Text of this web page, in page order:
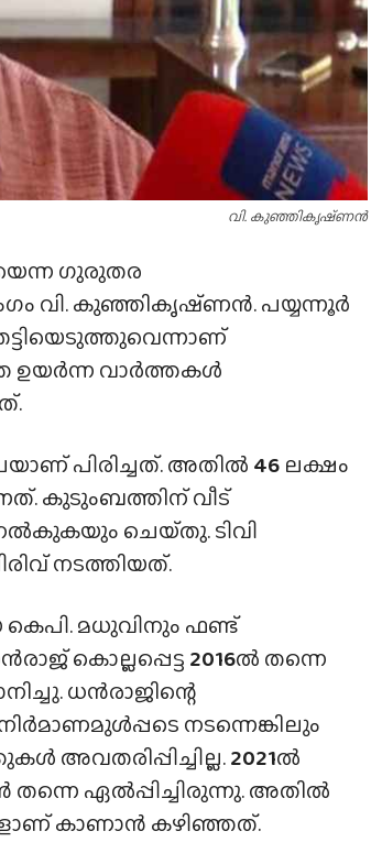
വി. കുഞ്ഞികൃഷ്‌ണൻ
ഗുരുതര
അംഗം വി. കുഞ്ഞികൃഷ്‌ണൻ. പയ്യന്നൂർ
ഉയർന്ന വാർത്തകൾ
പിരിച്ചത്. അതിൽ 46 ലക്ഷം
കുടുംബത്തിന് വീട്
ചെയ്‌തു. ടിവി
നടത്തിയത്.
കെപി. മധുവിനും ഫണ്ട്
കൊല്ലപ്പെട്ട 2016ൽ തന്നെ
ധൻരാജിന്റെ
നടന്നെങ്കിലും
അവതരിപ്പിച്ചില്ല.2021ൽ
തന്നെ ഏൽപ്പിച്ചിരുന്നു. അതിൽ
കാണാൻ കഴിഞ്ഞത്.